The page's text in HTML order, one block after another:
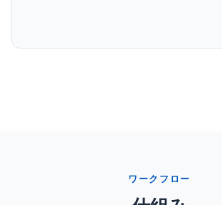
ワークフロー